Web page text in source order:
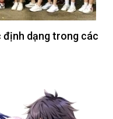
định dạng trong các